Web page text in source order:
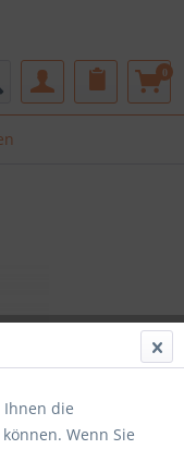
0
Ihnen die
Wenn Sie